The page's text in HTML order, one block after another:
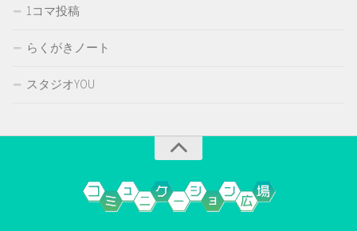
1コマ投稿
らくがきノート
スタジオYOU